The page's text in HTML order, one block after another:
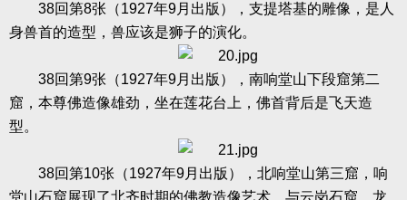
38回第8张（1927年9月出版），支提塔基的雕像，是人
身兽首的造型，兽应该是狮子的演化。
38回第9张（1927年9月出版），南响堂山下段窟第二
窟，本尊佛造像雄劲，坐在莲花台上，佛首背后是飞天造
型。
38回第10张（1927年9月出版），北响堂山第三窟，响
堂山石窟展现了北齐时期的佛教造像艺术，与云岗石窟，龙